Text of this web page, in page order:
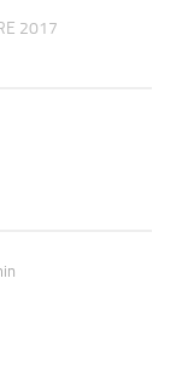
2017